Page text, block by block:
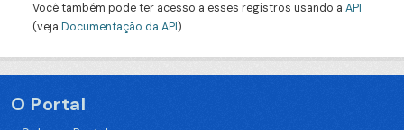
Você também pode ter acesso a esses registros usando a API
(veja Documentação da API).
O Portal